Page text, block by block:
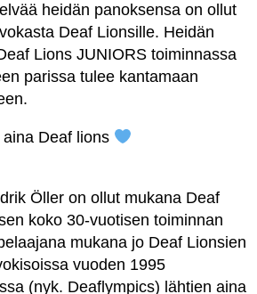
heidän panoksensa on ollut
Deaf Lionsille. Heidän
Lions JUNIORS toiminnassa
parissa tulee kantamaan
Deaf lions
Öller on ollut mukana Deaf
koko 30-vuotisen toiminnan
mukana jo Deaf Lionsien
vuoden 1995
(nyk. Deaflympics) lähtien aina